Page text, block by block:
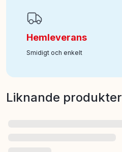
Hemleverans
Smidigt och enkelt
Liknande produkter